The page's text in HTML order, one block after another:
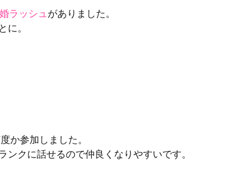
ラッシュ がありました。
に。
か参加しました。
クに話せるので仲良くなりやすいです。